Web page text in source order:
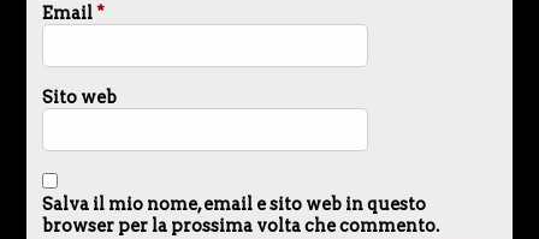
Email*
Sito web
Salva il mio nome, email e sito web in questo
browser per la prossima volta che commento.